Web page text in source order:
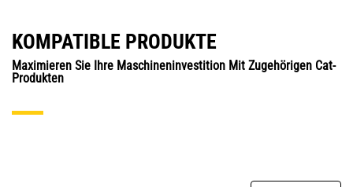
KOMPATIBLE PRODUKTE
Maximieren Sie Ihre Maschineninvestition Mit Zugehörigen Cat-
Produkten